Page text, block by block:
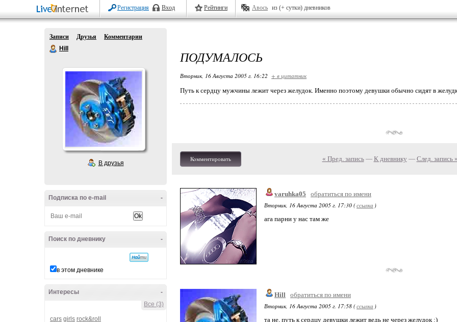
Регистрация Вход Рейтинги Авось из (+ сутки) дневников
Записи Друзья
Комментарии
Hill
В друзья
-
Подписка по e-mail
-
Поиск по дневнику
в этом дневнике
-
Интересы
Все (3)
cars girls rock&roll
ПОДУМАЛОСЬ
Вторник, 16 Августа 2005 г. 16:22 + в цитатник
Путь к сердцу мужчины лежит через желудок. Именно поэтому девушки обычно сидят в
Комментировать « Пред. запись— К дневнику — След. запись »
varuhka05
обратиться по имени
Вторник, 16 Августа 2005 г. 17:30 (ссылка )
ага парни у нас там же
Hill обратиться по имени
Вторник, 16 Августа 2005 г. 17:58 (ссылка )
та не, путь к сердцу девушки лежит ведь не через желудок :)